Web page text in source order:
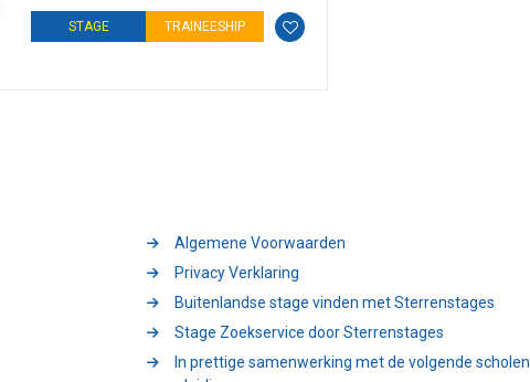
STAGE TRAINEESHIP
Algemene Voorwaarden
Privacy Verklaring
Buitenlandse stage vinden met Sterrenstages
Stage Zoekservice door Sterrenstages
In prettige samenwerking met de volgende scholen